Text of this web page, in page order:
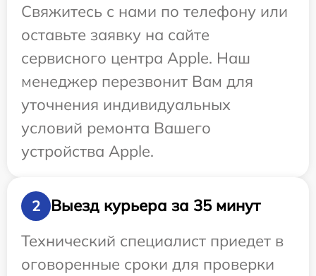
Свяжитесь с нами по телефону или
оставьте заявку на сайте
сервисного центра Apple. Наш
менеджер перезвонит Вам для
уточнения индивидуальных
условий ремонта Вашего
устройства Apple.
2
Выезд курьера за 35 минут
Технический специалист приедет в
оговоренные сроки для проверки